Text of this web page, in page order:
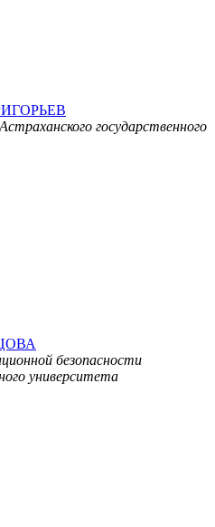
государственного
безопасности
университета